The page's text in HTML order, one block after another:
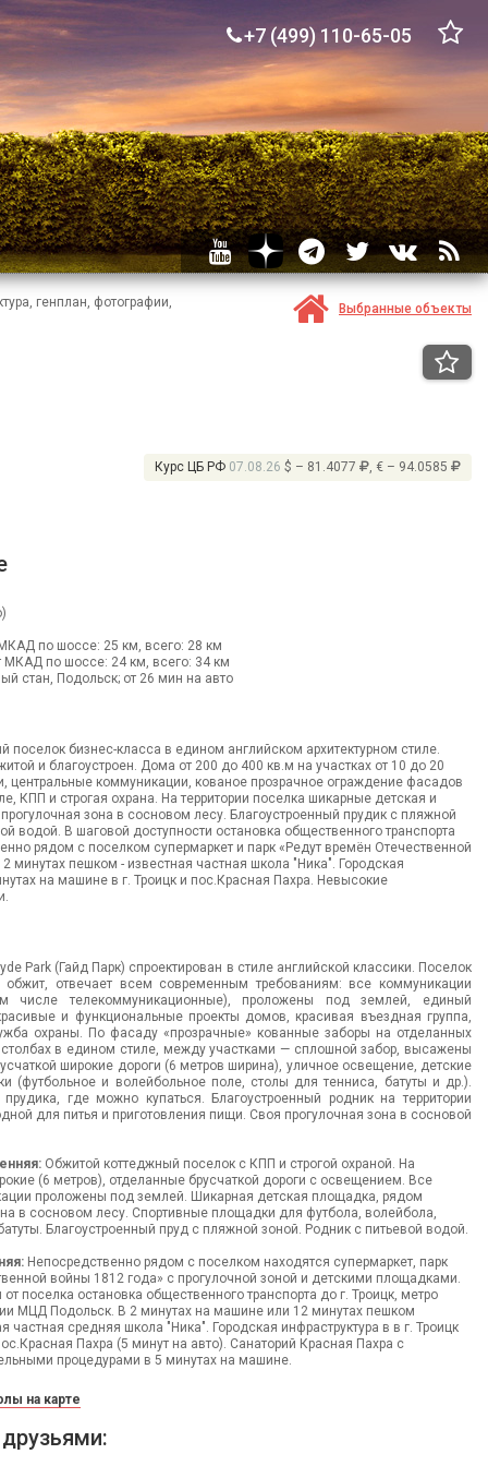
+7 (499) 110-65-05
генплан, фотографии, Выбранные объекты
Курс ЦБ РФ 07.08.26 $ – 81.4077 , € – 94.0585
по шоссе: 25 км, всего: 28 км
МКАД по шоссе: 24 км, всего: 34 км
стан, Подольск; от 26 мин на авто
поселок бизнес-класса в едином английском архитектурном стиле.
и благоустроен. Дома от 200 до 400 кв.м на участках от 10 до 20
центральные коммуникации, кованое прозрачное ограждение фасадов
КПП и строгая охрана. На территории поселка шикарные детская и
зона в сосновом лесу. Благоустроенный прудик с пляжной
водой. В шаговой доступности остановка общественного транспорта
рядом с поселком супермаркет и парк «Редут времён Отечественной
минутах пешком - известная частная школа "Ника". Городская
на машине в г. Троицк и пос.Красная Пахра. Невысокие
Park (Гайд Парк) спроектирован в стиле английской классики. Поселок
обжит, отвечает всем современным требованиям: все коммуникации
числе телекоммуникационные), проложены под землей, единый
и функциональные проекты домов, красивая въездная группа,
охраны. По фасаду «прозрачные» кованные заборы на отделанных
в едином стиле, между участками — сплошной забор, высажены
широкие дороги (6 метров ширина), уличное освещение, детские
(футбольное и волейбольное поле, столы для тенниса, батуты и др.).
где можно купаться. Благоустроенный родник на территории
для питья и приготовления пищи. Своя прогулочная зона в сосновой
Обжитой коттеджный поселок с КПП и строгой охраной. На
(6 метров), отделанные брусчаткой дороги с освещением. Все
проложены под землей. Шикарная детская площадка, рядом
в сосновом лесу. Спортивные площадки для футбола, волейбола,
Благоустроенный пруд с пляжной зоной. Родник с питьевой водой.
Непосредственно рядом с поселком находятся супермаркет, парк
войны 1812 года» с прогулочной зоной и детскими площадками.
поселка остановка общественного транспорта до г. Троицк, метро
МЦД Подольск. В 2 минутах на машине или 12 минутах пешком
частная средняя школа "Ника". Городская инфраструктура в в г. Троицк
Пахра (5 минут на авто). Санаторий Красная Пахра с
процедурами в 5 минутах на машине.
на карте